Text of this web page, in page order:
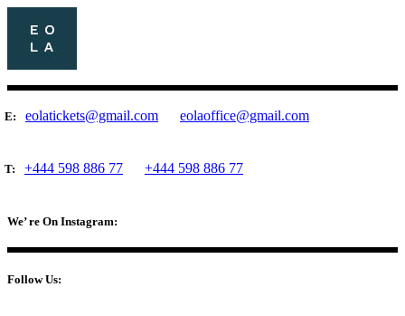
E: eolatickets@gmail.com eolaoffice@gmail.com
T: +444 598 886 77 +444 598 886 77
We’ re On Instagram:
Follow Us: